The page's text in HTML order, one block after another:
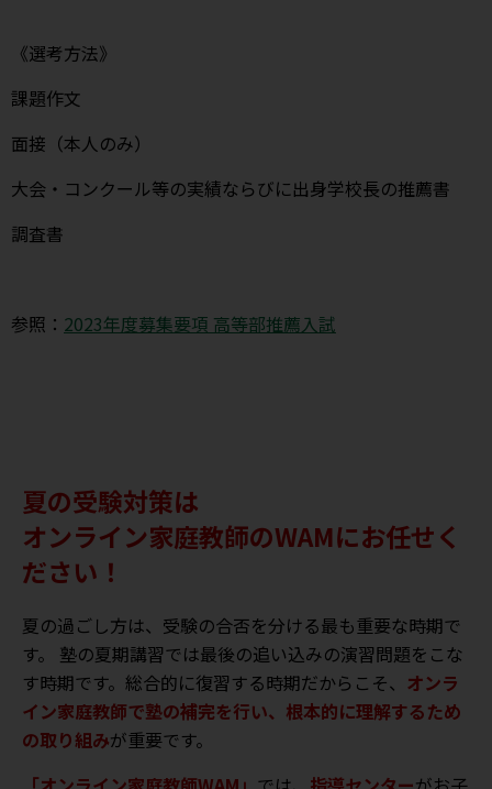
《選考方法》
課題作文
面接（本人のみ）
大会・コンクール等の実績ならびに出身学校長の推薦書
調査書
参照： 2023年度募集要項 高等部推薦入試
夏の受験対策は
オンライン家庭教師のWAMにお任せく
ださい！
夏の過ごし方は、受験の合否を分ける最も重要な時期で
す。 塾の夏期講習では最後の追い込みの演習問題をこな
す時期です。総合的に復習する時期だからこそ、 オンラ
イン家庭教師で塾の補完を行い、根本的に理解するため
の取り組みが重要です。